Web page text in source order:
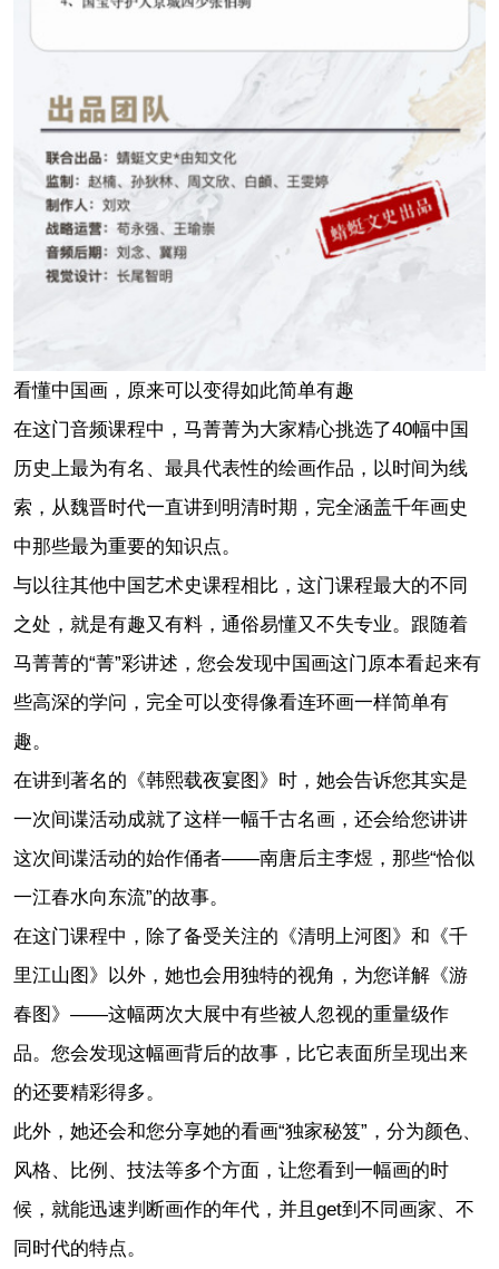
看懂中国画，原来可以变得如此简单有趣
在这门音频课程中，马菁菁为大家精心挑选了40幅中国
历史上最为有名、最具代表性的绘画作品，以时间为线
索，从魏晋时代一直讲到明清时期，完全涵盖千年画史
中那些最为重要的知识点。
与以往其他中国艺术史课程相比，这门课程最大的不同
之处，就是有趣又有料，通俗易懂又不失专业。跟随着
马菁菁的“菁”彩讲述，您会发现中国画这门原本看起来有
些高深的学问，完全可以变得像看连环画一样简单有
趣。
在讲到著名的《韩熙载夜宴图》时，她会告诉您其实是
一次间谍活动成就了这样一幅千古名画，还会给您讲讲
这次间谍活动的始作俑者——南唐后主李煜，那些“恰似
一江春水向东流”的故事。
在这门课程中，除了备受关注的《清明上河图》和《千
里江山图》以外，她也会用独特的视角，为您详解《游
春图》——这幅两次大展中有些被人忽视的重量级作
品。您会发现这幅画背后的故事，比它表面所呈现出来
的还要精彩得多。
此外，她还会和您分享她的看画“独家秘笈”，分为颜色、
风格、比例、技法等多个方面，让您看到一幅画的时
候，就能迅速判断画作的年代，并且get到不同画家、不
同时代的特点。